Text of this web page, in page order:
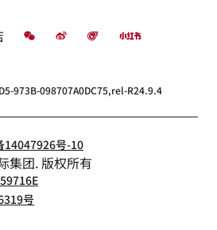
微信 微博 飞猪 小红书
973B-098707A0DC75,rel-R24.9.4
14047926号-10
集团. 版权所有
号